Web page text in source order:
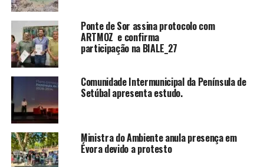
Ponte de Sor assina protocolo com
ARTMOZ e confirma
participação na BIALE_27
Comunidade Intermunicipal da Península de
Setúbal apresenta estudo.
Ministra do Ambiente anula presença em
Évora devido a protesto